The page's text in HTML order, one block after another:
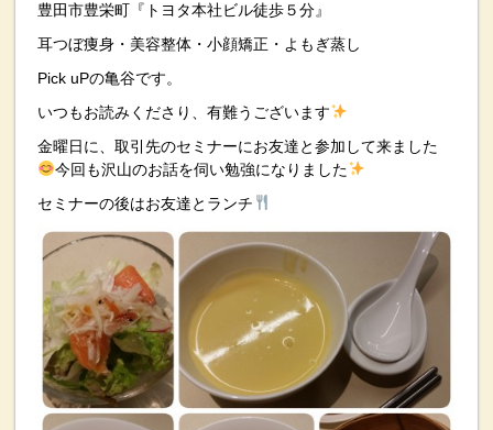
豊田市豊栄町『トヨタ本社ビル徒歩５分』
耳つぼ痩身・美容整体・小顔矯正・よもぎ蒸し
Pick uPの亀谷です。
いつもお読みくださり、有難うございます
金曜日に、取引先のセミナーにお友達と参加して来ました
今回も沢山のお話を伺い勉強になりました
セミナーの後はお友達とランチ